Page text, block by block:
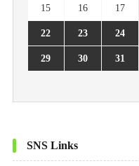
15 16 17
22 23 24
29 30 31
SNS Links